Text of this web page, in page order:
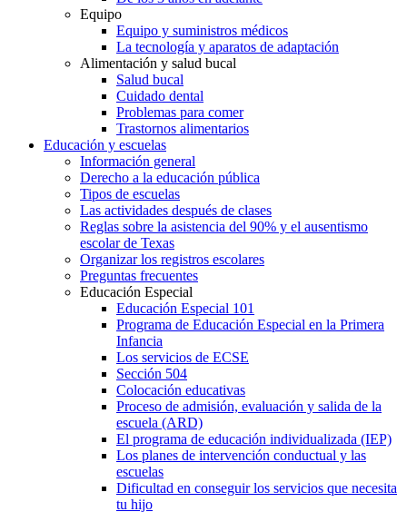
Equipo
Equipo y suministros médicos
La tecnología y aparatos de adaptación
Alimentación y salud bucal
Salud bucal
Cuidado dental
Problemas para comer
Trastornos alimentarios
Educación y escuelas
Información general
Derecho a la educación pública
Tipos de escuelas
Las actividades después de clases
Reglas sobre la asistencia del 90% y el ausentismo
escolar de Texas
Organizar los registros escolares
Preguntas frecuentes
Educación Especial
Educación Especial 101
Programa de Educación Especial en la Primera
Infancia
Los servicios de ECSE
Sección 504
Colocación educativas
Proceso de admisión, evaluación y salida de la
escuela (ARD)
El programa de educación individualizada (IEP)
Los planes de intervención conductual y las
escuelas
Dificultad en conseguir los servicios que necesita
tu hijo